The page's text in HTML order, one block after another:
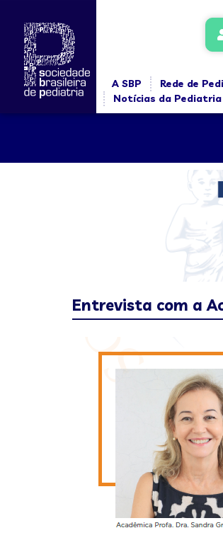
A SBP Rede de
Notícias da Pediatria
Entrevista com a